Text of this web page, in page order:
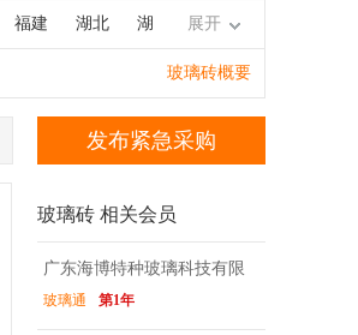
玻璃护角 电脑刻花
橱柜玻璃 酒店装饰
福建 湖北 湖 展开
玻璃砖概要
发布紧急采购
玻璃砖 相关会员
广东海博特种玻璃科技有限
公司
玻璃通 第1年